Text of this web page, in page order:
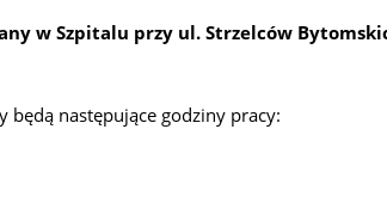
w Szpitalu przy ul. Strzelców
będą następujące godziny pracy: